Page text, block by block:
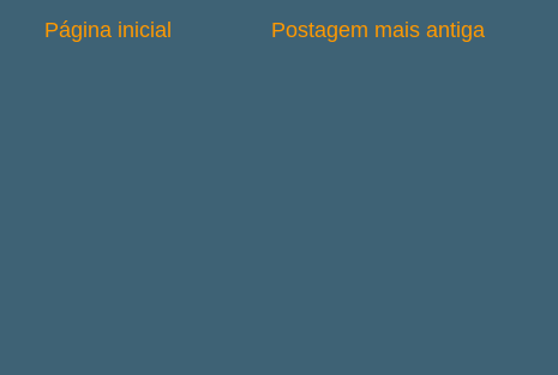
Postagem mais antiga
Página inicial